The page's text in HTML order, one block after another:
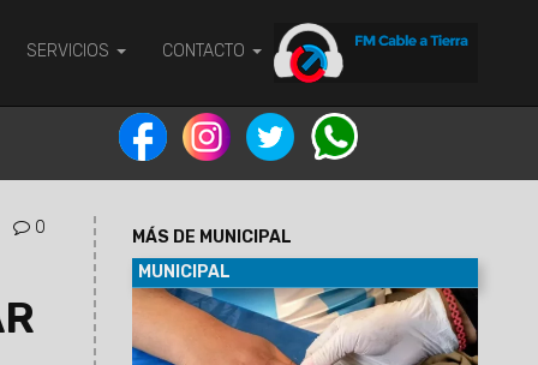
SERVICIOS CONTACTO
0
MÁS DE MUNICIPAL
MUNICIPAL
07/08/2026 Será el viernes 7 de
agosto de 9 a 12 en el predio municipal
de zona este. Habrá servicios médicos,